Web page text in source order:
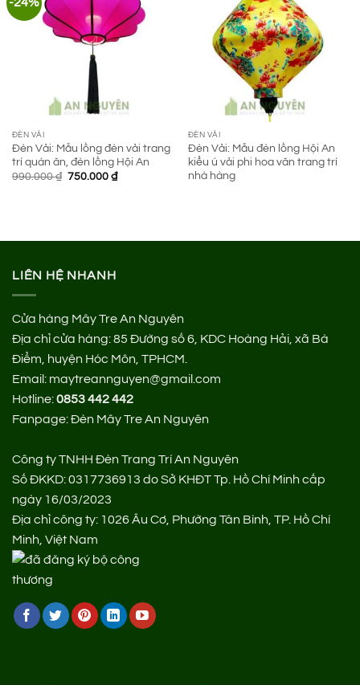
ĐÈN VẢI
Đèn Vải: Mẫu lồng đèn vải trang
trí quán ăn, đèn lồng Hội An
990.000₫ Giá
750.000 ₫Giá
ĐÈN VẢI
Đèn Vải: Mẫu đèn lồng Hội An
kiểu ú vải phi hoa văn trang trí
nhà hàng
LIÊN HỆ NHANH
Cửa hàng Mây Tre An Nguyên
Địa chỉ cửa hàng:85 Đường số 6, KDC Hoàng Hải, xã Bà
Điểm, huyện Hóc Môn, TPHCM.
Email: maytreannguyen@gmail.com
Hotline:0853 442 442
Fanpage:Đèn Mây Tre An Nguyên
Công ty TNHH Đèn Trang Trí An Nguyên
Số ĐKKD: 0317736913 do Sở KHĐT Tp. Hồ Chí Minh cấp
ngày 16/03/2023
Địa chỉ công ty: 1026 Âu Cơ, Phường Tân Bình, TP. Hồ Chí
Minh, Việt Nam